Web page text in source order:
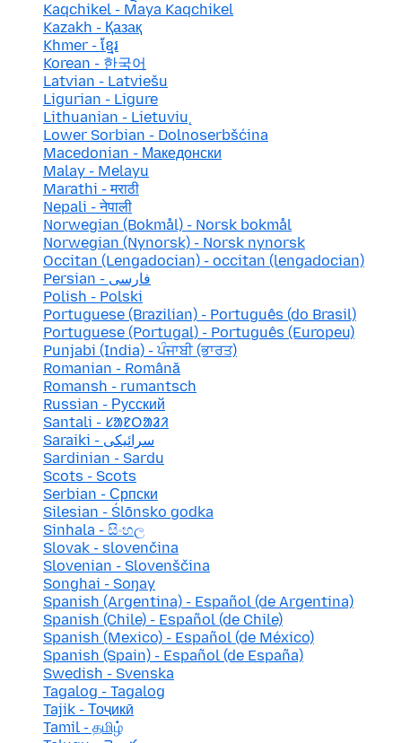
Kaqchikel - Maya Kaqchikel
Kazakh - Қазақ
Khmer - ខ្មែរ
Korean - 한국어
Latvian - Latviešu
Ligurian - Ligure
Lithuanian - Lietuvių
Lower Sorbian - Dolnoserbšćina
Macedonian - Македонски
Malay - Melayu
Marathi - मराठी
Nepali - नेपाली
Norwegian (Bokmål) - Norsk bokmål
Norwegian (Nynorsk) - Norsk nynorsk
Occitan (Lengadocian) - occitan (lengadocian)
Persian - فارسی
Polish - Polski
Portuguese (Brazilian) - Português (do Brasil)
Portuguese (Portugal) - Português (Europeu)
Punjabi (India) - ਪੰਜਾਬੀ (ਭਾਰਤ)
Romanian - Română
Romansh - rumantsch
Russian - Русский
Santali - ᱥᱟᱱᱛᱟᱲᱤ
Saraiki - سرائیکی
Sardinian - Sardu
Scots - Scots
Serbian - Српски
Silesian - Ślōnsko godka
Sinhala - සිංහල
Slovak - slovenčina
Slovenian - Slovenščina
Songhai - Soŋay
Spanish (Argentina) - Español (de Argentina)
Spanish (Chile) - Español (de Chile)
Spanish (Mexico) - Español (de México)
Spanish (Spain) - Español (de España)
Swedish - Svenska
Tagalog - Tagalog
Tajik - Тоҷикӣ
Tamil - தமிழ்